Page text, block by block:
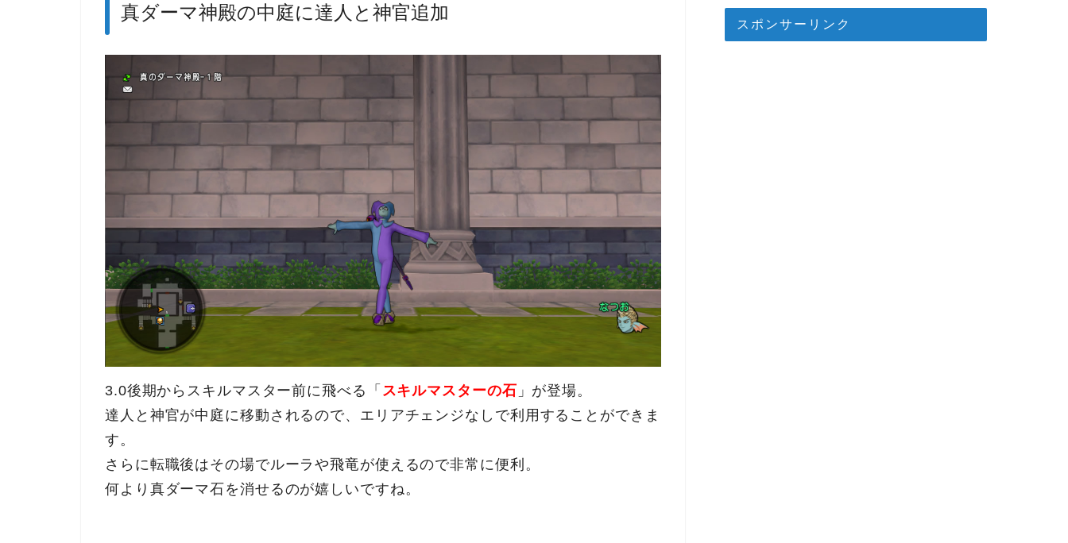
真ダーマ神殿の中庭に達人と神官追加
3.0後期からスキルマスター前に飛べる「 スキルマスターの石 」が登場。
達人と神官が中庭に移動されるので、エリアチェンジなしで利用することができま
す。
さらに転職後はその場でルーラや飛竜が使えるので非常に便利。
何より真ダーマ石を消せるのが嬉しいですね。
スポンサーリンク